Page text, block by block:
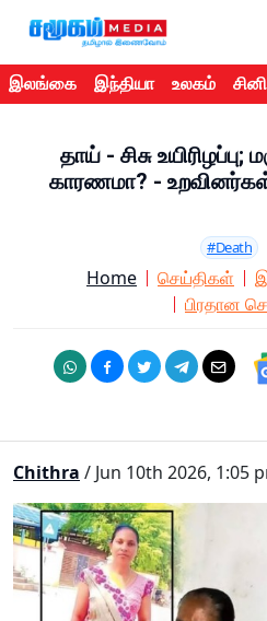
இலங்கை இந்தியா உலகம்
தாய் - சிசு
காரணமா? - உறவினர்கள்
#Death
Home செய்திகள்
பிரதான
Chithra / Jun 10th 2026, 1:05